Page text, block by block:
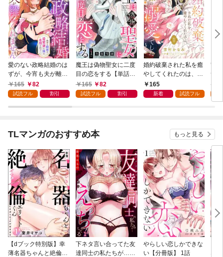
愛のない政略結婚のは
ずが、今宵も夫が離し
てくれません～無骨な
将軍は最愛妻に滾る恋
1話
165 82
試読フル 割引
魔王は偽物聖女に二度
目の恋をする【単話
売】 1話
165 82
試読フル 割引
婚約破棄された私を癒
やしてくれたのは、不
器用王子様の溺愛でし
た【単話売】 1話
165
新着 試読フル
竜
つ
な
TLマンガのおすすめ本 もっと見る
【dブック特別版】幸
薄名器ちゃんと絶倫エ
下ネタ言い合ってた友
達同士の私たちが…一
やらしい恋しかできな
い【分冊版】 1話
な